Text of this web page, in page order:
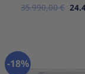
Note5 sur
35.990,00€ Le
prix
-18%